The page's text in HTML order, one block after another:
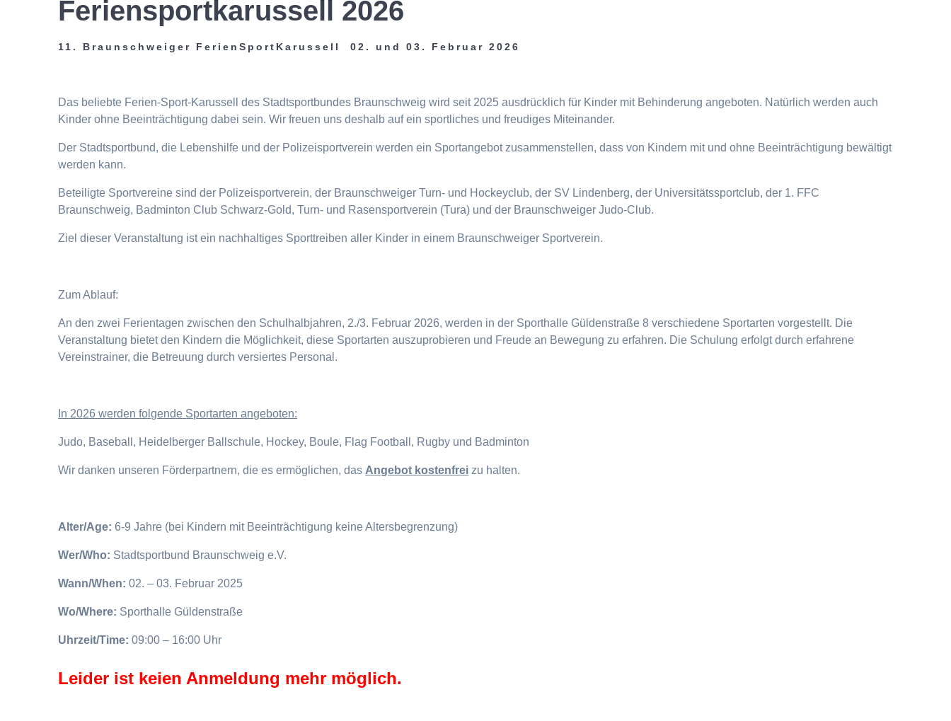
Feriensportkarussell 2026
11. Braunschweiger FerienSportKarussell 02. und 03. Februar 2026
Das beliebte Ferien-Sport-Karussell des Stadtsportbundes Braunschweig wird seit 2025 ausdrücklich für Kinder mit Behinderung angeboten. Natürlich werden auch
Kinder ohne Beeinträchtigung dabei sein. Wir freuen uns deshalb auf ein sportliches und freudiges Miteinander.
Der Stadtsportbund, die Lebenshilfe und der Polizeisportverein werden ein Sportangebot zusammenstellen, dass von Kindern mit und ohne Beeinträchtigung bewältigt
werden kann.
Beteiligte Sportvereine sind der Polizeisportverein, der Braunschweiger Turn- und Hockeyclub, der SV Lindenberg, der Universitätssportclub, der 1. FFC
Braunschweig, Badminton Club Schwarz-Gold, Turn- und Rasensportverein (Tura) und der Braunschweiger Judo-Club.
Ziel dieser Veranstaltung ist ein nachhaltiges Sporttreiben aller Kinder in einem Braunschweiger Sportverein.
Zum Ablauf:
An den zwei Ferientagen zwischen den Schulhalbjahren, 2./3. Februar 2026, werden in der Sporthalle Güldenstraße 8 verschiedene Sportarten vorgestellt. Die
Veranstaltung bietet den Kindern die Möglichkeit, diese Sportarten auszuprobieren und Freude an Bewegung zu erfahren. Die Schulung erfolgt durch erfahrene
Vereinstrainer, die Betreuung durch versiertes Personal.
n 2026 werden folgende Sportarten angeboten:
Judo, Baseball, Heidelberger Ballschule, Hockey, Boule, Flag Football, Rugby und Badminton
Wir danken unseren Förderpartnern, die es ermöglichen, das Angebot kostenfrei zu halten.
Alter/Age:6-9 Jahre (bei Kindern mit Beeinträchtigung keine Altersbegrenzung)
Wer/Who: Stadtsportbund Braunschweig e.V.
Wann/When:02. – 03. Februar 2025
Wo/Where: Sporthalle Güldenstraße
Uhrzeit/Time:09:00 – 16:00 Uhr
Leider ist keien Anmeldung mehr möglich.